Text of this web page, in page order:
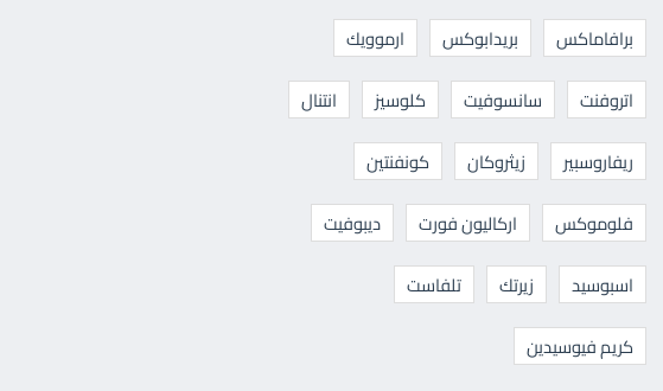
برافاماكس
بريدابوكس
ارموويك
اتروفنت
سانسوفيت كلوسيز
انتنال
ريفاروسبير
زيثروكان
كونفنتين
فلوموكس
اركاليون فورت
ديبوفيت
اسبوسيد
زيرتك
تلفاست
كريم فيوسيدين